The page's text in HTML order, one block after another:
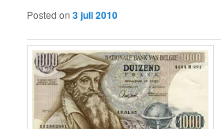
Posted on3 juli 2010